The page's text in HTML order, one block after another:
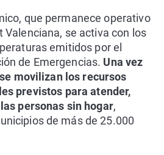
que permanece operativo
se activa con los
emitidos por el
de Emergencias. Una vez
movilizan los recursos
previstos para atender,
personas sin hogar,
de más de 25.000